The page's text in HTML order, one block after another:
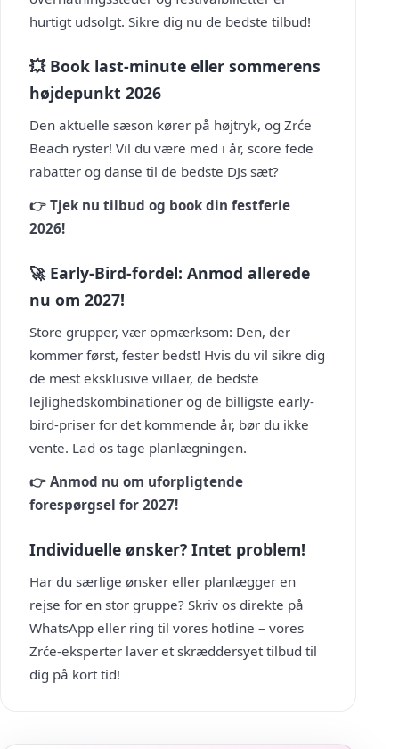
hurtigt udsolgt. Sikre dig nu de bedste tilbud!
💥 Book last-minute eller sommerens
højdepunkt 2026
Den aktuelle sæson kører på højtryk, og Zrće
Beach ryster! Vil du være med i år, score fede
rabatter og danse til de bedste DJs sæt?
👉 Tjek nu tilbud og book din festferie
2026!
🚀 Early-Bird-fordel: Anmod allerede
nu om 2027!
Store grupper, vær opmærksom: Den, der
kommer først, fester bedst! Hvis du vil sikre dig
de mest eksklusive villaer, de bedste
lejlighedskombinationer og de billigste early-
bird-priser for det kommende år, bør du ikke
vente. Lad os tage planlægningen.
👉 Anmod nu om uforpligtende
forespørgsel for 2027!
Individuelle ønsker? Intet problem!
Har du særlige ønsker eller planlægger en
rejse for en stor gruppe? Skriv os direkte på
WhatsApp eller ring til vores hotline – vores
Zrće-eksperter laver et skræddersyet tilbud til
dig på kort tid!